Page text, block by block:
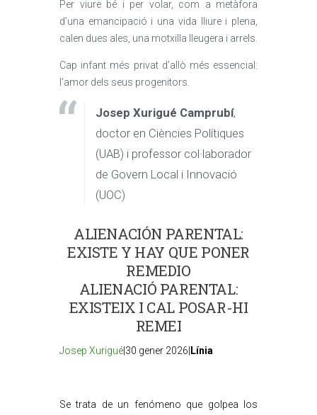
Per viure bé i per volar, com a metàfora
d’una emancipació i una vida lliure i plena,
calen dues ales, una motxilla lleugera i arrels.
Cap infant més privat d’allò més essencial:
l’amor dels seus progenitors.
Josep Xurigué Camprubí,
doctor en Ciències Polítiques
(UAB) i professor col·laborador
de Govern Local i Innovació
(UOC)
ALIENACIÓN PARENTAL:
EXISTE Y HAY QUE PONER
REMEDIO
ALIENACIÓ PARENTAL:
EXISTEIX I CAL POSAR-HI
REMEI
Josep Xurigué |30 gener 2026| Línia
Se trata de un fenómeno que golpea los